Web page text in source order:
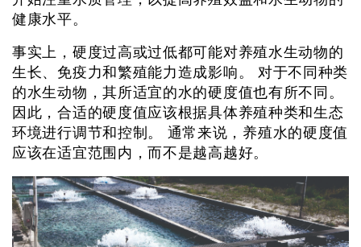
健康水平。
事实上，硬度过高或过低都可能对养殖水生动物的
生长、免疫力和繁殖能力造成影响。 对于不同种类
的水生动物，其所适宜的水的硬度值也有所不同。
因此，合适的硬度值应该根据具体养殖种类和生态
环境进行调节和控制。 通常来说，养殖水的硬度值
应该在适宜范围内，而不是越高越好。